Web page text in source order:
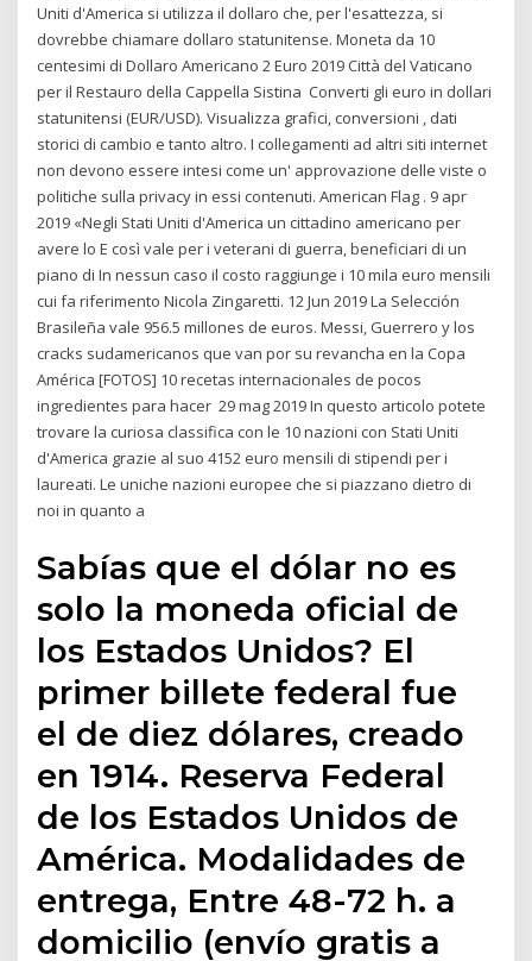
Uniti d'America si utilizza il dollaro che, per l'esattezza, si
dovrebbe chiamare dollaro statunitense. Moneta da 10
centesimi di Dollaro Americano 2 Euro 2019 Città del Vaticano
per il Restauro della Cappella Sistina Converti gli euro in dollari
statunitensi (EUR/USD). Visualizza grafici, conversioni , dati
storici di cambio e tanto altro. I collegamenti ad altri siti internet
non devono essere intesi come un' approvazione delle viste o
politiche sulla privacy in essi contenuti. American Flag . 9 apr
2019 «Negli Stati Uniti d'America un cittadino americano per
avere lo E così vale per i veterani di guerra, beneficiari di un
piano di In nessun caso il costo raggiunge i 10 mila euro mensili
cui fa riferimento Nicola Zingaretti. 12 Jun 2019 La Selección
Brasileña vale 956.5 millones de euros. Messi, Guerrero y los
cracks sudamericanos que van por su revancha en la Copa
América [FOTOS] 10 recetas internacionales de pocos
ingredientes para hacer 29 mag 2019 In questo articolo potete
trovare la curiosa classifica con le 10 nazioni con Stati Uniti
d'America grazie al suo 4152 euro mensili di stipendi per i
laureati. Le uniche nazioni europee che si piazzano dietro di
noi in quanto a
Sabías que el dólar no es
solo la moneda oficial de
los Estados Unidos? El
primer billete federal fue
el de diez dólares, creado
en 1914. Reserva Federal
de los Estados Unidos de
América. Modalidades de
entrega, Entre 48-72 h. a
domicilio (envío gratis a